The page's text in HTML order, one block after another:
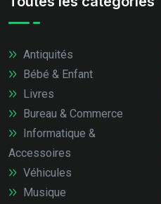
Antiquités
Bébé & Enfant
Livres
Bureau & Commerce
Informatique &
Accessoires
Véhicules
Musique